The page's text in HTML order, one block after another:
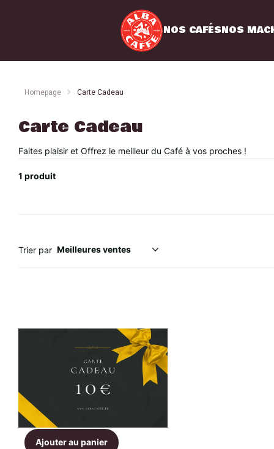
NOS CAFÉSNOS
Commandes Profil
Homepage Carte Cadeau
Carte Cadeau
Faites plaisir et Offrez le meilleur du Café à vos proches !
1 produit
Trier par
Ajouter au panier